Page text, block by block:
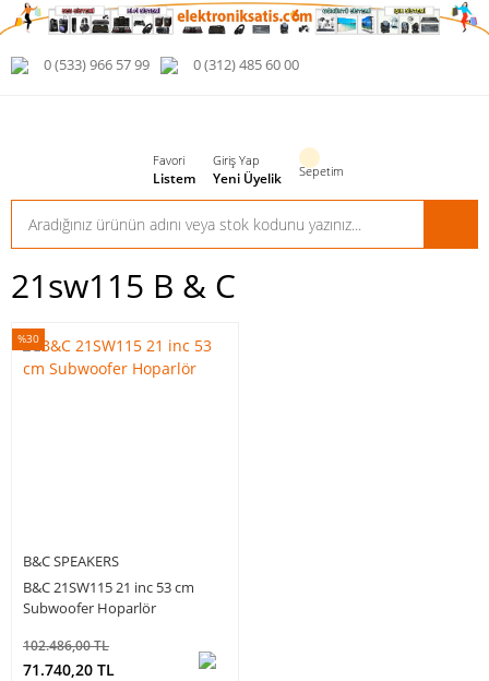
0 (533) 966 57 99 0 (312) 485 60 00
Favori
Listem
Giriş Yap
Yeni Üyelik Sepetim
21sw115 B & C
B&C SPEAKERS
B&C 21SW115 21 inc 53 cm
Subwoofer Hoparlör
%30
102.486,00 TL
71.740,20 TL